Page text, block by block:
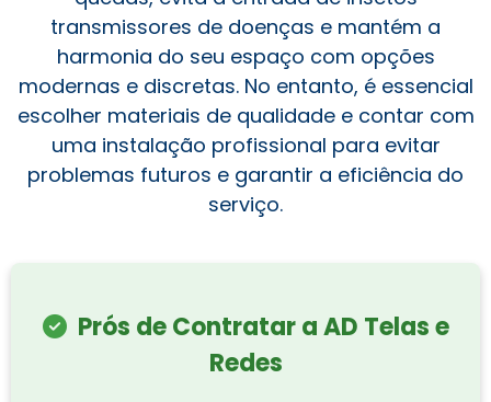
transmissores de doenças e mantém a
harmonia do seu espaço com opções
modernas e discretas. No entanto, é essencial
escolher materiais de qualidade e contar com
uma instalação profissional para evitar
problemas futuros e garantir a eficiência do
serviço.
Prós de Contratar a AD Telas e
Redes